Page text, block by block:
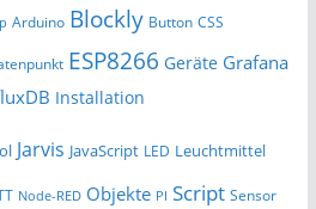
Arduino Blockly Button CSS
ESP8266 Geräte Grafana
Installation
Jarvis JavaScript LED Leuchtmittel
Node-RED Objekte PI Script Sensor